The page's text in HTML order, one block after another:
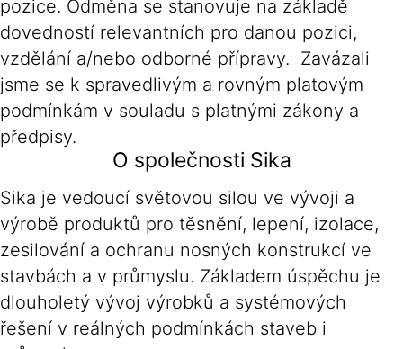
pozice. Odměna se stanovuje na základě
dovedností relevantních pro danou pozici,
vzdělání a/nebo odborné přípravy. Zavázali
jsme se k spravedlivým a rovným platovým
podmínkám v souladu s platnými zákony a
předpisy.
O společnosti Sika
Sika je vedoucí světovou silou ve vývoji a
výrobě produktů pro těsnění, lepení, izolace,
zesilování a ochranu nosných konstrukcí ve
stavbách a v průmyslu. Základem úspěchu je
dlouholetý vývoj výrobků a systémových
řešení v reálných podmínkách staveb i